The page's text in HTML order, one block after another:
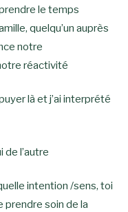
le temps
quelqu’un auprès
notre
réactivité
là et j’ai interprété
de l’autre
intention /sens, toi
prendre soin de la